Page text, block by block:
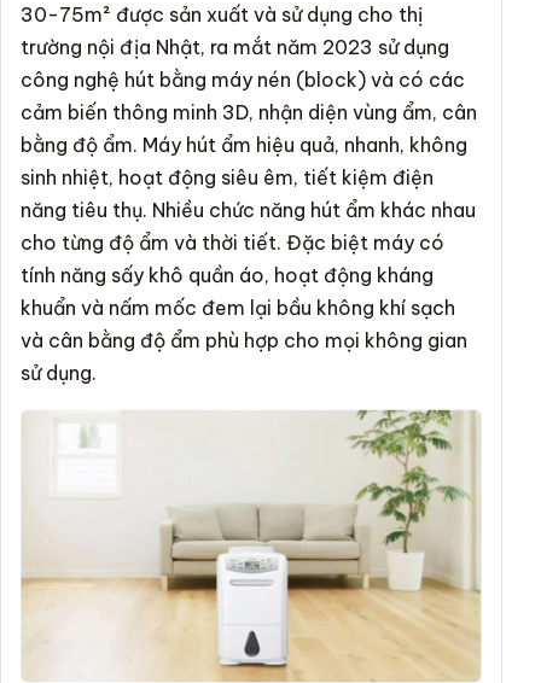
30-75m² được sản xuất và sử dụng cho thị
trường nội địa Nhật, ra mắt năm 2023 sử dụng
công nghệ hút bằng máy nén (block) và có các
cảm biến thông minh 3D, nhận diện vùng ẩm, cân
bằng độ ẩm. Máy hút ẩm hiệu quả, nhanh, không
sinh nhiệt, hoạt động siêu êm, tiết kiệm điện
năng tiêu thụ. Nhiều chức năng hút ẩm khác nhau
cho từng độ ẩm và thời tiết. Đặc biệt máy có
tính năng sấy khô quần áo, hoạt động kháng
khuẩn và nấm mốc đem lại bầu không khí sạch
và cân bằng độ ẩm phù hợp cho mọi không gian
sử dụng.